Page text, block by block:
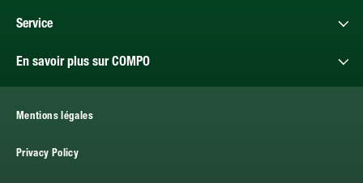
Service
En savoir plus sur COMPO
Mentions légales
Privacy Policy